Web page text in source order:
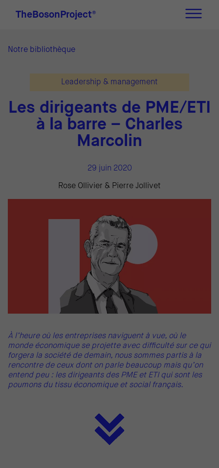
TheBosonProject®
Notre bibliothèque
Leadership & management
Les dirigeants de PME/ETI
à la barre – Charles
Marcolin
29 juin 2020
Rose Ollivier & Pierre Jollivet
À l’heure où les entreprises naviguent à vue, où le
monde économique se projette avec difficulté sur ce qui
forgera la société de demain, nous sommes partis à la
rencontre de ceux dont on parle beaucoup mais qu’on
entend peu : les dirigeants des PME et ETI qui sont les
poumons du tissu économique et social français.